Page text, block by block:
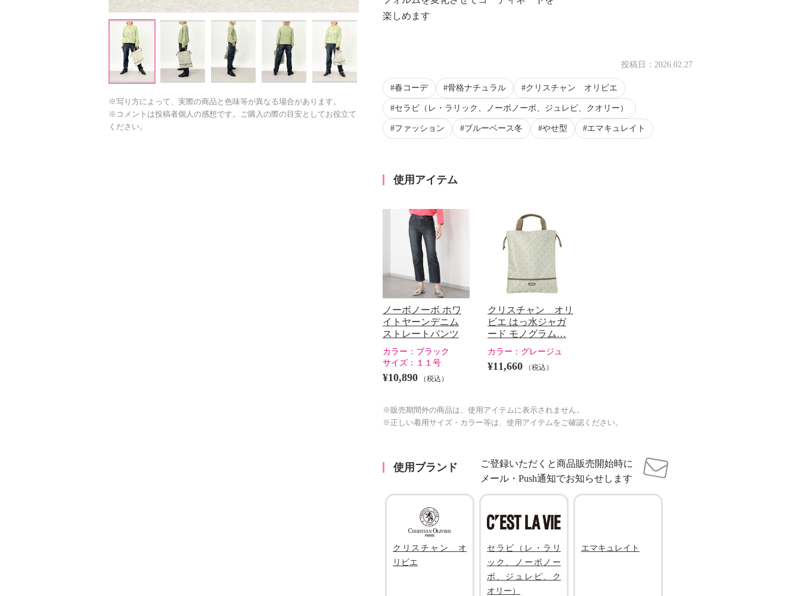
※写り方によって、実際の商品と色味等が異なる場合があります。
※コメントは投稿者個人の感想です。ご購入の際の目安としてお役立て
ください。
楽しめます
投稿日： 2026.02.27
春コーデ 骨格ナチュラル クリスチャン オリビエ
セラビ（レ・ラリック、ノーボノーボ、ジュレピ、クオリー）
ファッション ブルーベース冬 やせ型 エマキュレイト
使用アイテム
ノーボノーボ ホワ
イトヤーンデニム
ストレートパンツ
カラー： ブラック
サイズ： １１号
¥10,890 （税込）
クリスチャン オリ
ビエ はっ水ジャガ
ード モノグラム…
カラー： グレージュ
¥11,660 （税込）
※販売期間外の商品は、使用アイテムに表示されません。
※正しい着用サイズ・カラー等は、使用アイテムをご確認ください。
使用ブランド
ご登録いただくと商品販売開始時に
メール・Push通知でお知らせします
クリスチャン オ
リビエ
セラビ（レ・ラリ
ック、ノーボノー
ボ、ジュレピ、ク
オリー）
エマキュレイト